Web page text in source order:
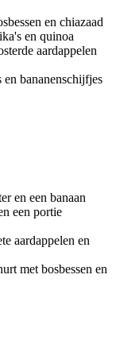
en chiazaad
en quinoa
aardappelen
bananenschijfjes
en een banaan
een portie
aardappelen en
met bosbessen en